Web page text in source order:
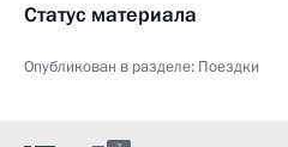
Статус материала
Опубликован в разделе: Поездки